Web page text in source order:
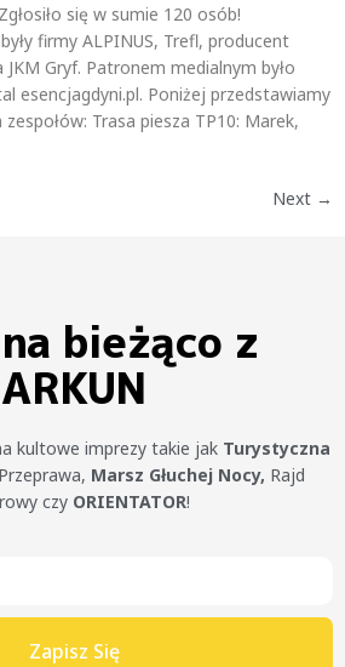
się w sumie 120 osób!
firmy ALPINUS, Trefl, producent
Gryf. Patronem medialnym było
esencjagdyni.pl. Poniżej przedstawiamy
Trasa piesza TP10: Marek,
Next →
bieżąco z
ARKUN
kultowe imprezy takie jak Turystyczna
Marsz Głuchej Nocy, Rajd
czy ORIENTATOR!
Zapisz Się